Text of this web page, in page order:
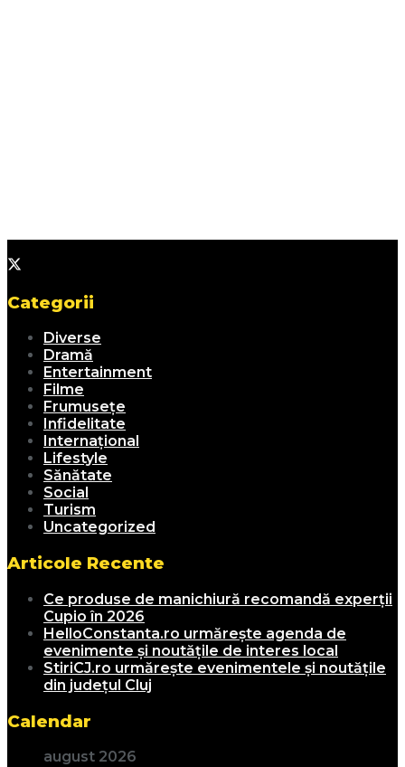
Categorii
Diverse
Dramă
Entertainment
Filme
Frumusețe
Infidelitate
Internațional
Lifestyle
Sănătate
Social
Turism
Uncategorized
Articole Recente
Ce produse de manichiură recomandă experții
Cupio în 2026
HelloConstanta.ro urmărește agenda de
evenimente și noutățile de interes local
StiriCJ.ro urmărește evenimentele și noutățile
din județul Cluj
Calendar
august 2026